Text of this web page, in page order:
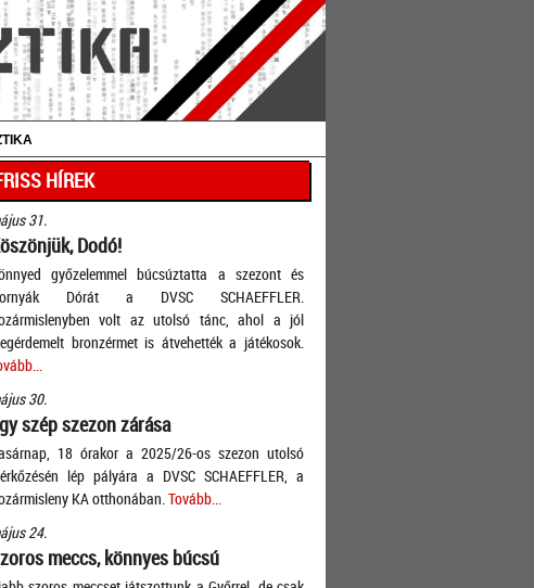
HÍREK
31.
Dodó!
győzelemmel búcsúztatta a szezont és
Dórát a DVSC SCHAEFFLER.
volt az utolsó tánc, ahol a jól
bronzérmet is átvehették a játékosok.
30.
szép szezon zárása
18 órakor a 2025/26-os szezon utolsó
lép pályára a DVSC SCHAEFFLER, a
KA otthonában.Tovább...
24.
meccs, könnyes búcsú